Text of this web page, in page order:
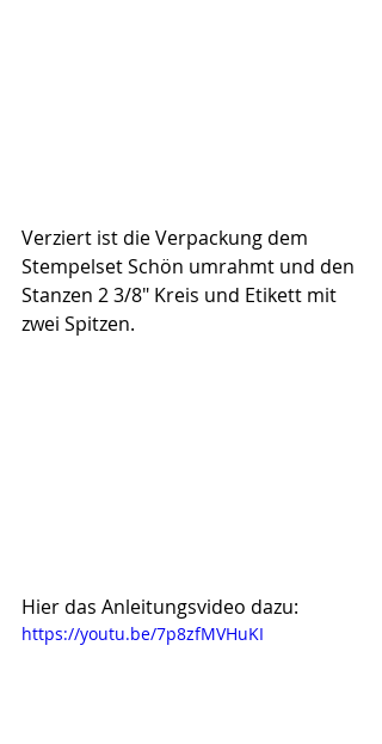
Verziert ist die Verpackung dem
Stempelset Schön umrahmt und den
Stanzen 2 3/8" Kreis und Etikett mit
zwei Spitzen.
Hier das Anleitungsvideo dazu:
https://youtu.be/7p8zfMVHuKI